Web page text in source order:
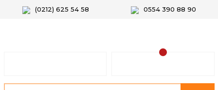
(0212) 625 54 58 0554 390 88 90